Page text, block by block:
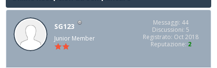
SG123
Junior Member
Messaggi: 44
Discussioni: 5
Registrato: Oct 2018
Reputazione: 2